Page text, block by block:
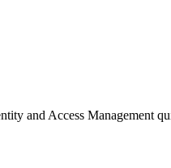
and Access Management